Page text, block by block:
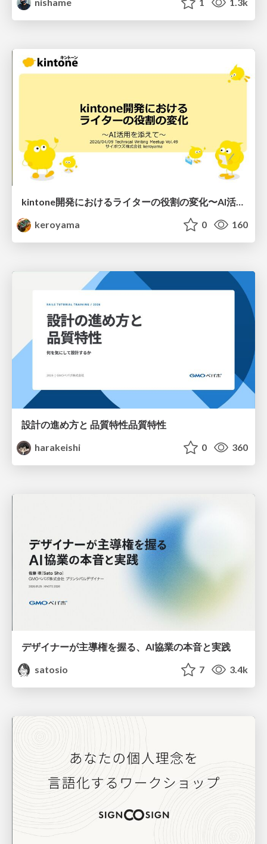
kintone開発における​ライターの役割の変化​〜AI活用を添えて〜 / Changes in the Role of Writers in Kintone Development
keroyama
0 160
設計の進め方と 品質特性品質特性
harakeishi
0 360
デザイナーが主導権を握る、AI協業の本音と実践
satosio
7 3.4k